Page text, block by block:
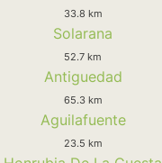
33.8 km
Solarana
52.7 km
Antiguedad
65.3 km
Aguilafuente
23.5 km